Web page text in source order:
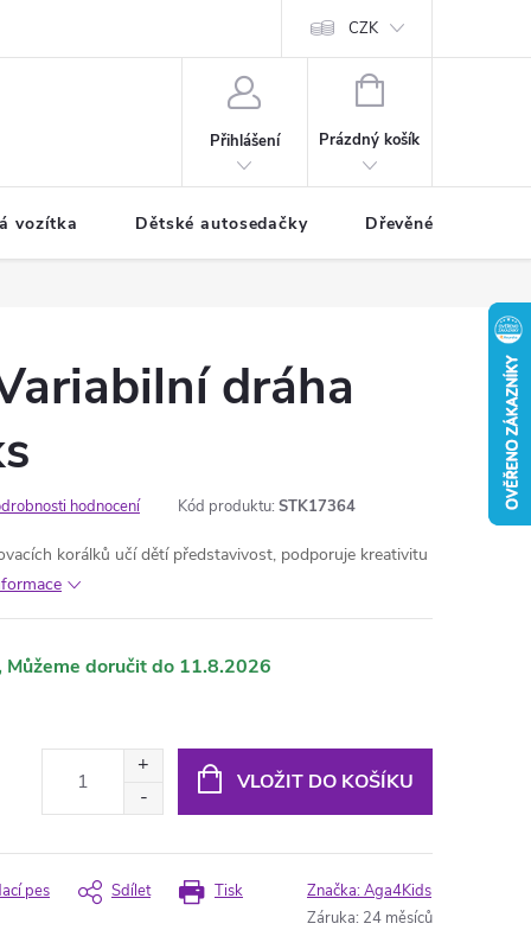
CZK
Přihlášení
NÁKUPNÍ
Prázdný košík
vozítka Dětské autosedačky Dřevěné hračky
dráha
hodnocení Kód produktu: STK17364
korálků učí dětí představivost, podporuje kreativitu
11.8.2026
VLOŽIT DO KOŠÍKU
Tisk
pes Sdílet Značka:Aga4Kids
Záruka: 24 měsíců